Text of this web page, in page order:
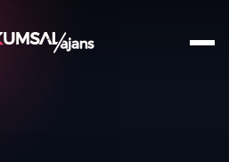
Projelerimiz
Web Tasarım Projelerimiz